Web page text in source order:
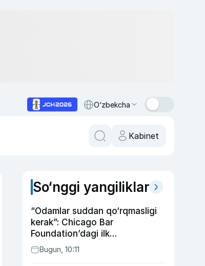
O‘zbekcha
Kabinet
So‘nggi yangiliklar
“Odamlar suddan qo‘rqmasligi
kerak”: Chicago Bar
Foundation’dagi ilk
o‘zbekistonlik Go‘zal
Abduaxatova
Bugun, 10:11